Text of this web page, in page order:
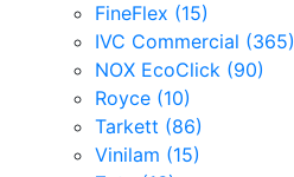
FineFlex (15)
IVC Commercial (365)
NOX EcoClick (90)
Royce (10)
Tarkett (86)
Vinilam (15)